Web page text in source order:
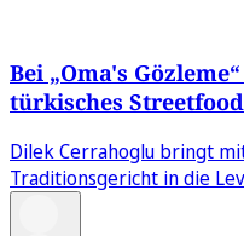
Bei „Oma's
türkisches Streetfood
Dilek Cerrahoglu bringt
Traditionsgericht in die